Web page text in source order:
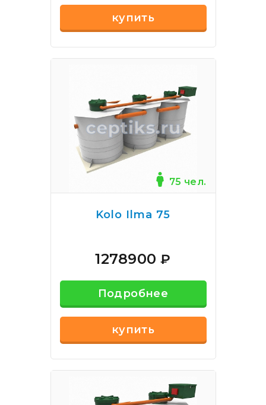
купить
75 чел.
Kolo Ilma 75
1278900₽
Подробнее
купить